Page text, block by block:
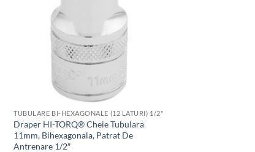
TUBULARE BI-HEXAGONALE (12 LATURI) 1/2"
Draper HI-TORQ® Cheie Tubulara
11mm, Bihexagonala, Patrat De
Antrenare 1/2″